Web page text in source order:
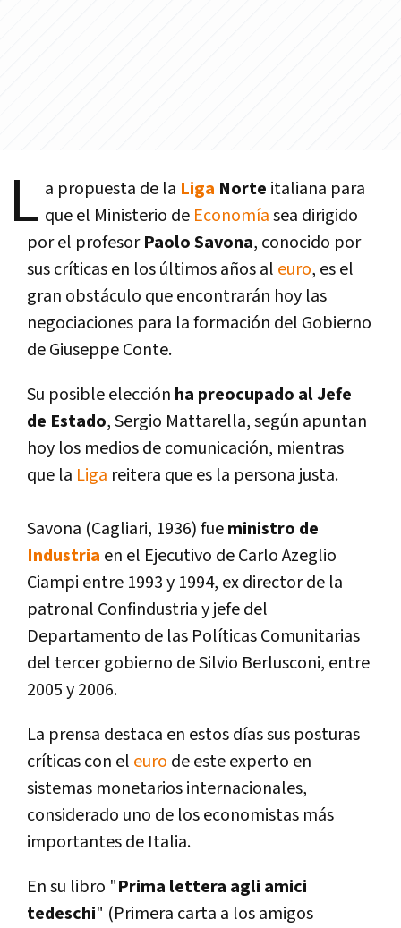
L a propuesta de la Liga Norte italiana para
que el Ministerio de Economí­asea dirigido
por el profesorPaolo Savona, conocido por
sus crí­ticas en los últimos años al euro, es el
gran obstáculo que encontrarán hoy las
negociaciones para la formación del Gobierno
de Giuseppe Conte.
Su posible elección ha preocupado al Jefe
de Estado, Sergio Mattarella, según apuntan
hoy los medios de comunicación, mientras
que la Liga reitera que es la persona justa.
Savona (Cagliari, 1936) fueministro de
Industria en el Ejecutivo de Carlo Azeglio
Ciampi entre 1993 y 1994, ex director de la
patronal Confindustria y jefe del
Departamento de las Polí­ticas Comunitarias
del tercer gobierno de Silvio Berlusconi, entre
2005 y 2006.
La prensa destaca en estos dí­as sus posturas
crí­ticas con el euro de este experto en
sistemas monetarios internacionales,
considerado uno de los economistas más
importantes de Italia.
En su libro "Prima lettera agli amici
tedeschi" (Primera carta a los amigos